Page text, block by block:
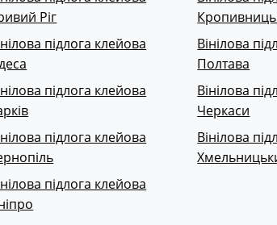
Ріг
підлога клейова
Вінілова
Полтава
підлога клейова
Вінілова
Черкаси
підлога клейова
Вінілова
підлога клейова